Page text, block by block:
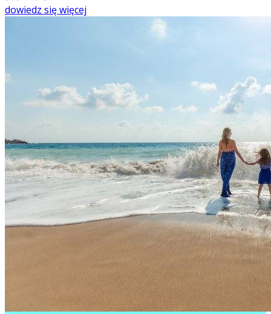
dowiedz się więcej